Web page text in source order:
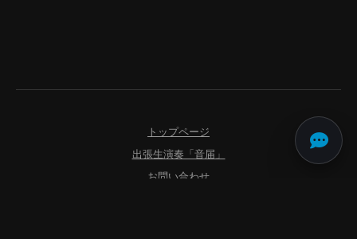
トップページ
出張生演奏「音届」
お問い合わせ